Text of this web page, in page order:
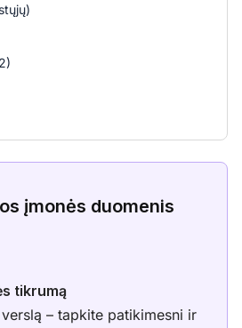
įmonės duomenis
tikrumą
– tapkite patikimesni ir